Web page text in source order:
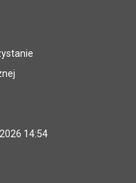
14:54